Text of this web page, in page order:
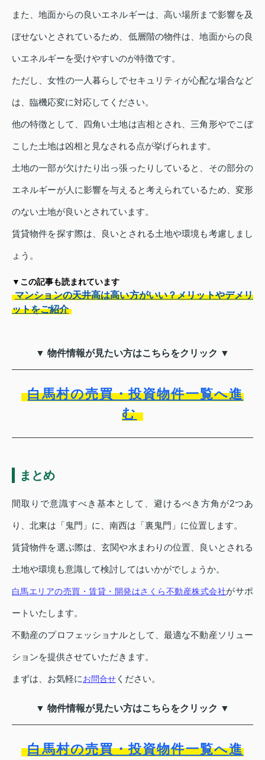
また、地面からの良いエネルギーは、高い場所まで影響を及
ぼせないとされているため、低層階の物件は、地面からの良
いエネルギーを受けやすいのが特徴です。
ただし、女性の一人暮らしでセキュリティが心配な場合など
は、臨機応変に対応してください。
他の特徴として、四角い土地は吉相とされ、三角形やでこぼ
こした土地は凶相と見なされる点が挙げられます。
土地の一部が欠けたり出っ張ったりしていると、その部分の
エネルギーが人に影響を与えると考えられているため、変形
のない土地が良いとされています。
賃貸物件を探す際は、良いとされる土地や環境も考慮しまし
ょう。
▼この記事も読まれています
マンションの天井高は高い方がいい？メリットやデメリ
ットをご紹介
▼ 物件情報が見たい方はこちらをクリック ▼
白馬村の売買・投資物件一覧へ進
む
まとめ
間取りで意識すべき基本として、避けるべき方角が2つあ
り、北東は「鬼門」に、南西は「裏鬼門」に位置します。
賃貸物件を選ぶ際は、玄関や水まわりの位置、良いとされる
土地や環境も意識して検討してはいかがでしょうか。
白馬エリアの売買・賃貸・開発はさくら不動産株式会社がサポ
ートいたします。
不動産のプロフェッショナルとして、最適な不動産ソリュー
ションを提供させていただきます。
まずは、お気軽にお問合せ ください。
▼ 物件情報が見たい方はこちらをクリック ▼
白馬村の売買・投資物件一覧へ進